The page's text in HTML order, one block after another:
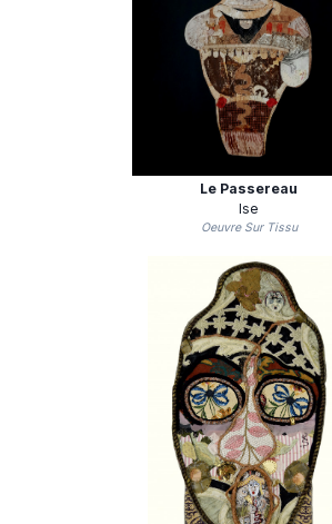
Le Passereau
Ise
Oeuvre Sur Tissu